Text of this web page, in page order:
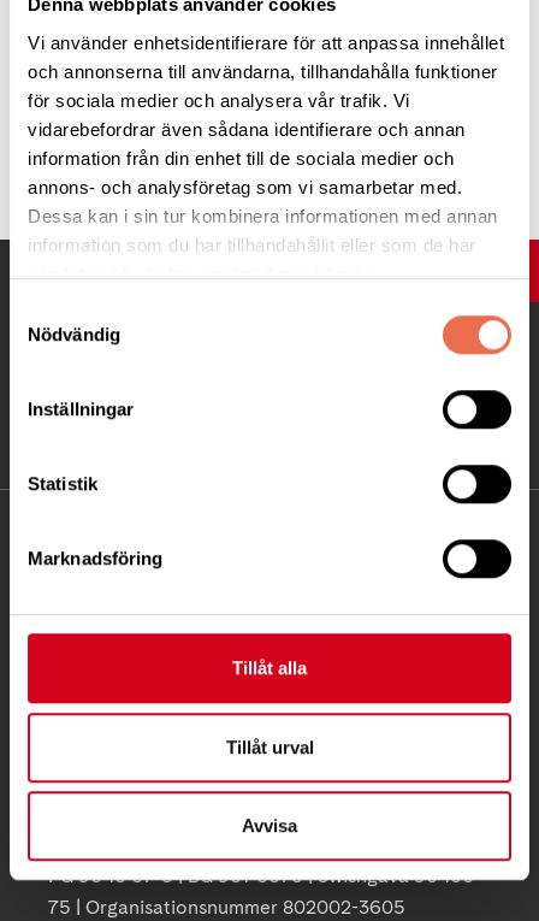
Denna webbplats använder cookies
Vi använder enhetsidentifierare för att anpassa innehållet
och annonserna till användarna, tillhandahålla funktioner
för sociala medier och analysera vår trafik. Vi
vidarebefordrar även sådana identifierare och annan
information från din enhet till de sociala medier och
annons- och analysföretag som vi samarbetar med.
Dessa kan i sin tur kombinera informationen med annan
information som du har tillhandahållit eller som de har
samlat in när du har använt deras tjänster.
Nödvändig
Inställningar
Statistik
Marknadsföring
Tillåt alla
Tillåt urval
Avvisa
Tipsa
08-677 70 10
Postadress:
171 04 Solna
PG 90 10 07-5 | BG 901-0075 | Swishgåva 90 100
75 | Organisationsnummer 802002-3605